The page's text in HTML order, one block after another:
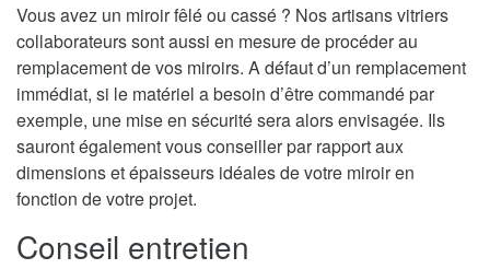
Vous avez un miroir fêlé ou cassé ? Nos artisans vitriers
collaborateurs sont aussi en mesure de procéder au
remplacement de vos miroirs. A défaut d’un remplacement
immédiat, si le matériel a besoin d’être commandé par
exemple, une mise en sécurité sera alors envisagée. Ils
sauront également vous conseiller par rapport aux
dimensions et épaisseurs idéales de votre miroir en
fonction de votre projet.
Conseil entretien